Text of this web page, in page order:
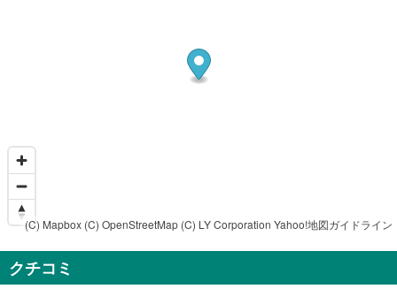
(C) Mapbox (C) OpenStreetMap (C) LY Corporation Yahoo!地図ガイドライン
クチコミ